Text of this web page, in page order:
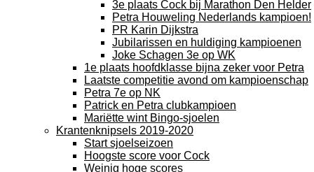
3e plaats Cock bij Marathon Den Helder
Petra Houweling Nederlands kampioen!
PR Karin Dijkstra
Jubilarissen en huldiging kampioenen
Joke Schagen 3e op WK
1e plaats hoofdklasse bijna zeker voor Petra
Laatste competitie avond om kampioenschap
Petra 7e op NK
Patrick en Petra clubkampioen
Mariëtte wint Bingo-sjoelen
Krantenknipsels 2019-2020
Start sjoelseizoen
Hoogste score voor Cock
Weinig hoge scores